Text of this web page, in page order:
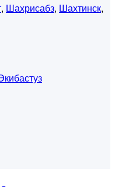
, Шахрисабз, Шахтинск,